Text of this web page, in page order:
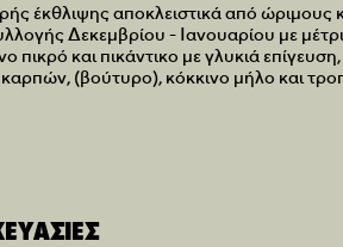
έκθλιψης αποκλειστικά από ώριμους
Δεκεμβρίου - Ιανουαρίου με
και πικάντικο με γλυκιά
(βούτυρο), κόκκινο μήλο και